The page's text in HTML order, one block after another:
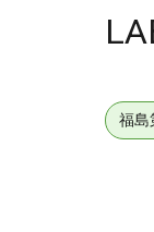
福島